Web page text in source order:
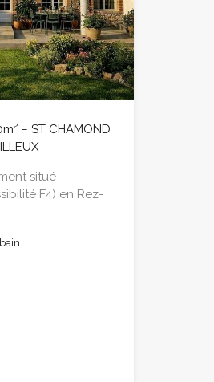
– ST CHAMOND
situé –
F4) en Rez-